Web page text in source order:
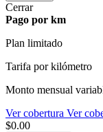
Cerrar
Pago por km
Plan limitado
Tarifa por kilómetro
Monto mensual
Ver cobertura Ver
$0.00